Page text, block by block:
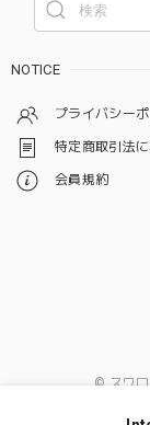
NOTICE
プライバシー
特定商取引法
会員規約
© スワ